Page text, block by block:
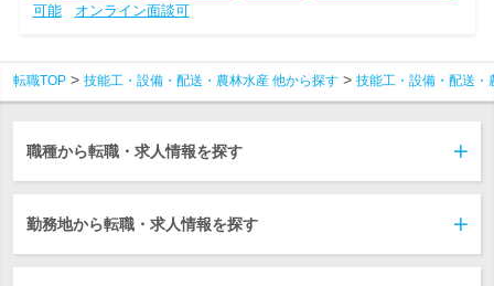
可能
オンライン面談可
転職TOP 技能工・設備・配送・農林水産 他から探す 技能工・設備・配送・
職種から転職・求人情報を探す
勤務地から転職・求人情報を探す